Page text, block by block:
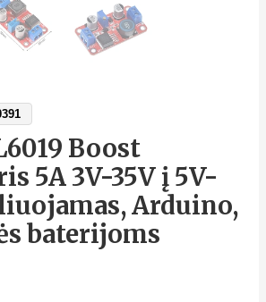
Boost
5A 3V-35V į 5V-
Arduino,
baterijoms